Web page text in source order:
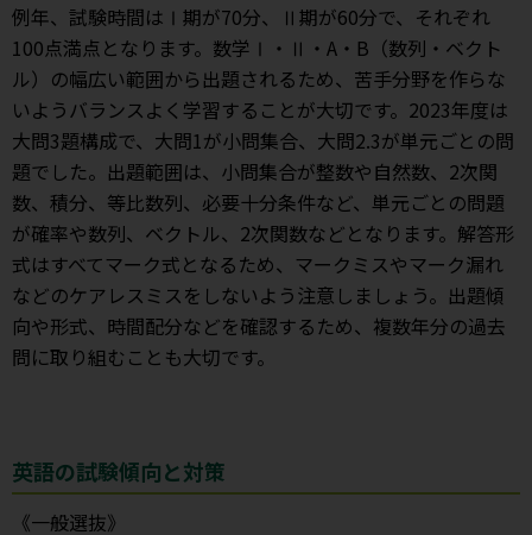
例年、試験時間はⅠ期が70分、Ⅱ期が60分で、それぞれ
100点満点となります。数学Ⅰ・Ⅱ・A・B（数列・ベクト
ル）の幅広い範囲から出題されるため、苦手分野を作らな
いようバランスよく学習することが大切です。2023年度は
大問3題構成で、大問1が小問集合、大問2.3が単元ごとの問
題でした。出題範囲は、小問集合が整数や自然数、2次関
数、積分、等比数列、必要十分条件など、単元ごとの問題
が確率や数列、ベクトル、2次関数などとなります。解答形
式はすべてマーク式となるため、マークミスやマーク漏れ
などのケアレスミスをしないよう注意しましょう。出題傾
向や形式、時間配分などを確認するため、複数年分の過去
問に取り組むことも大切です。
英語の試験傾向と対策
《一般選抜》